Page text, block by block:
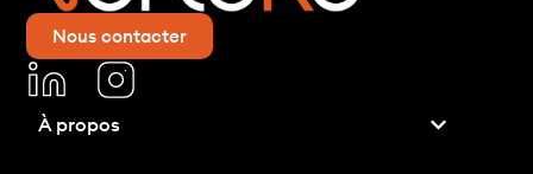
Nous contacter
À propos